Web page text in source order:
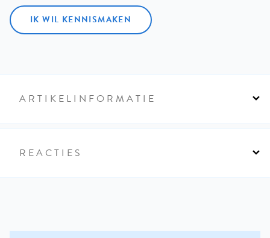
IK WIL KENNISMAKEN
ARTIKELINFORMATIE
REACTIES